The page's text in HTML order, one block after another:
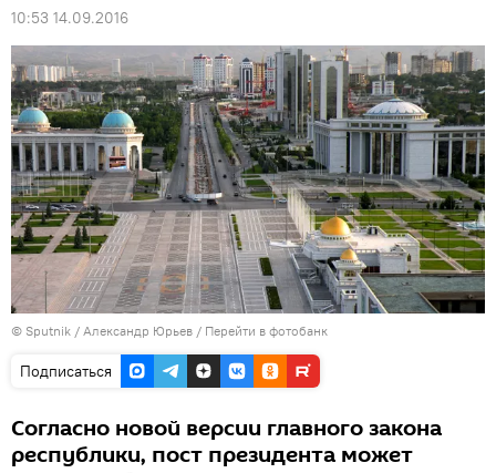
10:53 14.09.2016
© Sputnik / Александр Юрьев / Перейти в фотобанк
Подписаться
Согласно новой версии главного закона
республики, пост президента может